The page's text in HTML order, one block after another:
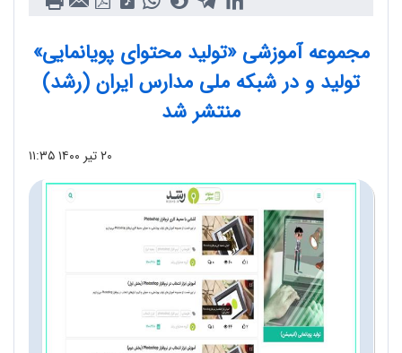
مجموعه آموزشی «تولید محتوای پویانمایی»
تولید و در شبکه ملی مدارس ایران (رشد)
منتشر شد
۲۰ تیر ۱۴۰۰ ۱۱:۳۵